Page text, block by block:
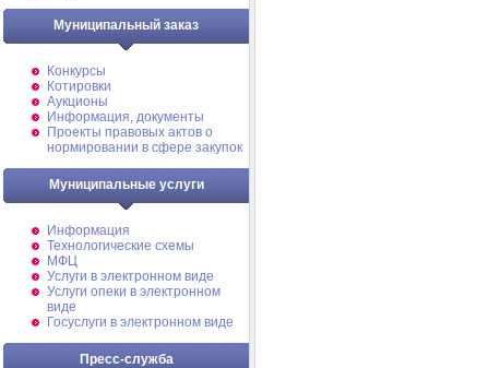
Муниципальный заказ
Конкурсы
Котировки
Аукционы
Информация, документы
Проекты правовых актов о
нормировании в сфере закупок
Муниципальные услуги
Информация
Технологические схемы
МФЦ
Услуги в электронном виде
Услуги опеки в электронном
виде
Госуслуги в электронном виде
Пресс-служба